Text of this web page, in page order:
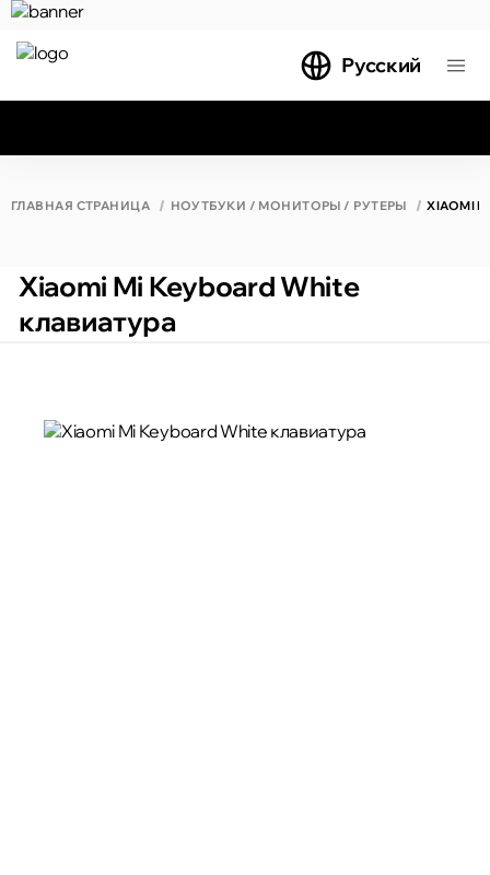
Русский
ГЛАВНАЯ СТРАНИЦА НОУТБУКИ / МОНИТОРЫ / РУТЕРЫ XIAOMI
Xiaomi Mi Keyboard White
клавиатура